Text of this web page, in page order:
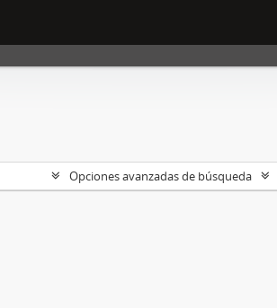
Opciones avanzadas de búsqueda